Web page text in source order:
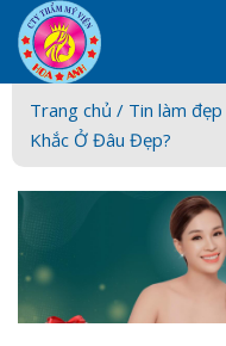
Skip
to
content
Trang chủ / Tin làm đẹp
Khắc Ở Đâu Đẹp?